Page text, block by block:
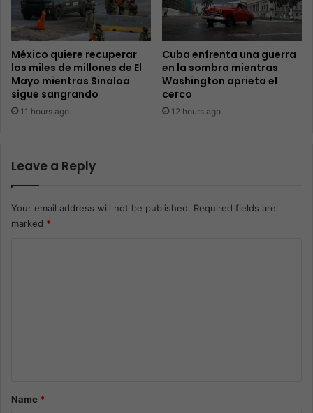
México quiere recuperar
los miles de millones de El
Mayo mientras Sinaloa
sigue sangrando
11 hours ago
Cuba enfrenta una guerra
en la sombra mientras
Washington aprieta el
cerco
12 hours ago
Leave a Reply
Your email address will not be published. Required fields are
marked *
*Name *